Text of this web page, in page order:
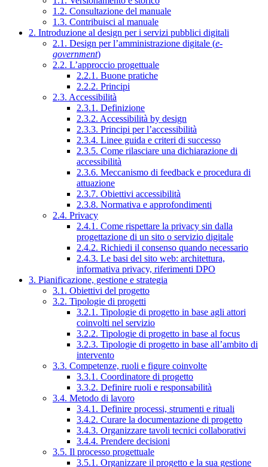
1.2. Consultazione del manuale
1.3. Contribuisci al manuale
2. Introduzione al design per i servizi pubblici digitali
2.1. Design per l’amministrazione digitale (e-
government)
2.2. L’approccio progettuale
2.2.1. Buone pratiche
2.2.2. Principi
2.3. Accessibilità
2.3.1. Definizione
2.3.2. Accessibilità by design
2.3.3. Principi per l’accessibilità
2.3.4. Linee guida e criteri di successo
2.3.5. Come rilasciare una dichiarazione di
accessibilità
2.3.6. Meccanismo di feedback e procedura di
attuazione
2.3.7. Obiettivi accessibilità
2.3.8. Normativa e approfondimenti
2.4. Privacy
2.4.1. Come rispettare la privacy sin dalla
progettazione di un sito o servizio digitale
2.4.2. Richiedi il consenso quando necessario
2.4.3. Le basi del sito web: architettura,
informativa privacy, riferimenti DPO
3. Pianificazione, gestione e strategia
3.1. Obiettivi del progetto
3.2. Tipologie di progetti
3.2.1. Tipologie di progetto in base agli attori
coinvolti nel servizio
3.2.2. Tipologie di progetto in base al focus
3.2.3. Tipologie di progetto in base all’ambito di
intervento
3.3. Competenze, ruoli e figure coinvolte
3.3.1. Coordinatore di progetto
3.3.2. Definire ruoli e responsabilità
3.4. Metodo di lavoro
3.4.1. Definire processi, strumenti e rituali
3.4.2. Curare la documentazione di progetto
3.4.3. Organizzare tavoli tecnici collaborativi
3.4.4. Prendere decisioni
3.5. Il processo progettuale
3.5.1. Organizzare il progetto e la sua gestione